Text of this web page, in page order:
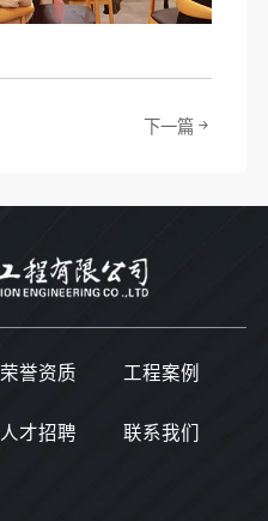
下一篇
荣誉资质 工程案例
人才招聘 联系我们